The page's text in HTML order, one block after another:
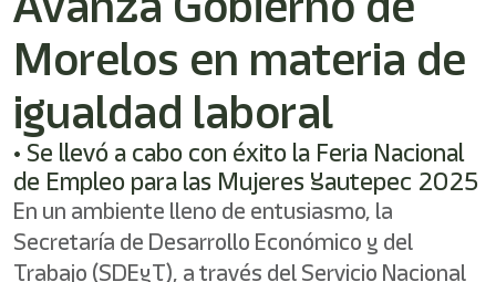
Morelos en materia de
igualdad laboral
• Se llevó a cabo con éxito la Feria Nacional
de Empleo para las Mujeres Yautepec 2025
En un ambiente lleno de entusiasmo, la
Secretaría de Desarrollo Económico y del
Trabajo (SDEyT), a través del Servicio Nacional